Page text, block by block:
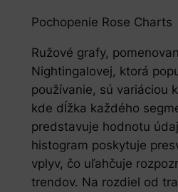
Pochopenie Rose Charts
Ružové grafy,
Nightingalovej, ktorá
používanie, sú variáciou
kde dĺžka každého
predstavuje hodnotu
histogram poskytuje
vplyv, čo uľahčuje
trendov. Na rozdiel od